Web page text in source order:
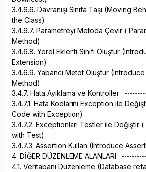
3.4.6.6. Davranışı Sınıfa Taşı (Moving
the Class)
3.4.6.7. Parametreyi Metoda Çevir (
Method)
3.4.6.8. Yerel Eklenti Sınıfı Oluştur
Extension)
3.4.6.9. Yabancı Metot Oluştur
Method)
3.4.7. Hata Ayıklama ve Kontroller
3.4.7.1. Hata Kodlarını Exception ile
Code with Exception)
3.4.7.2. Exceptionları Testler ile Değiştir
with Test)
3.4.7.3. Assertion Kullan (Introduce
4. DİĞER DÜZENLEME ALANLARI
4.1. Veritabanı Düzenleme (Database